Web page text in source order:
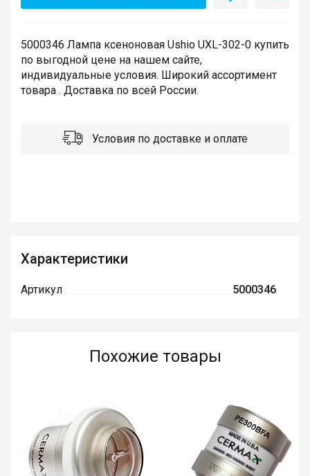
5000346 Лампа ксеноновая Ushio UXL-302-0 купить
по выгодной цене на нашем сайте,
индивидуальные условия. Широкий ассортимент
товара . Доставка по всей России.
Условия по доставке и оплате
Характеристики
Артикул 5000346
Похожие товары